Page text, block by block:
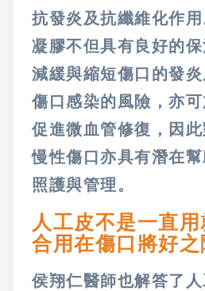
抗發炎及抗纖維化作
凝膠不但具有良好的
減緩與縮短傷口的發
傷口感染的風險，亦
促進微血管修復，因
慢性傷口亦具有潛在
照護與管理。
人工皮不是一直
合用在傷口將好之
侯翔仁醫師也解答了